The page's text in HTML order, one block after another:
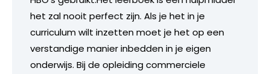
het zal nooit perfect zijn. Als je het in je
curriculum wilt inzetten moet je het op een
verstandige manier inbedden in je eigen
onderwijs. Bij de opleiding commerciele